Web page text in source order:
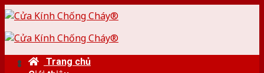
Skip
content
Trang chủ